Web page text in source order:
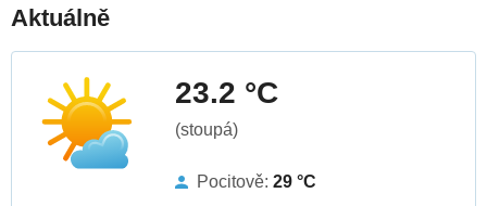
Aktuálně
23.2 °C
(stoupá)
Pocitově: 29 °C